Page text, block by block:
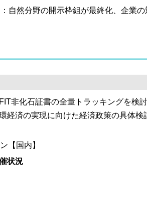
量の大きいカテゴリーの1％以下」が
等への活用方法を今後検討。
自然分野の開示枠組が最終化、企業
非化石証書の全量トラッキングを検討
経済の実現に向けた経済政策の具体検
【国内】
状況